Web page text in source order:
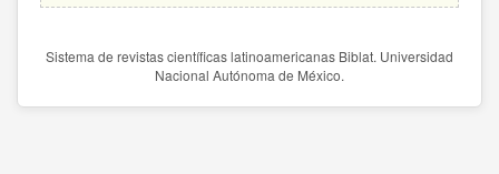
Sistema de revistas científicas latinoamericanas Biblat. Universidad
Nacional Autónoma de México.